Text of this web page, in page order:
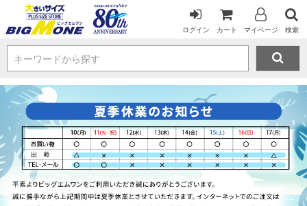
ログイン カート マイページ 検索
キーワードから探す